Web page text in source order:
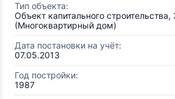
Тип объекта:
Объект капитального строительства,
(Многоквартирный дом)
Дата постановки на учёт:
07.05.2013
Год постройки:
1987